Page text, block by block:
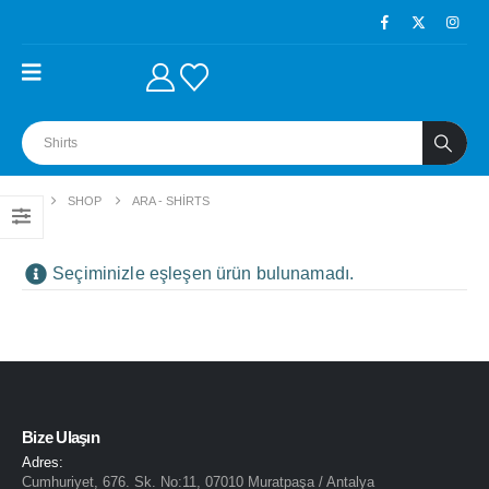
SHOP ARA - SHIRTS
Seçiminizle eşleşen ürün bulunamadı.
Bize Ulaşın
Adres:
Cumhuriyet, 676. Sk. No:11, 07010 Muratpaşa / Antalya